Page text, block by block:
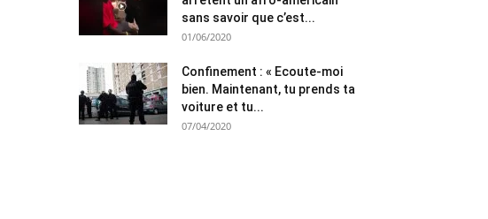
sans savoir que c’est...
01/06/2020
Confinement : « Ecoute-moi
bien. Maintenant, tu prends ta
voiture et tu...
07/04/2020